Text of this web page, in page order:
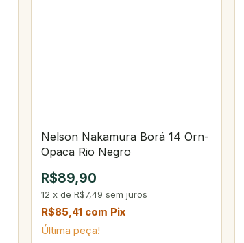
Nelson Nakamura Borá 14 Orn-
Opaca Rio Negro
R$89,90
12 x de R$7,49 sem juros
R$85,41 com Pix
Última peça!